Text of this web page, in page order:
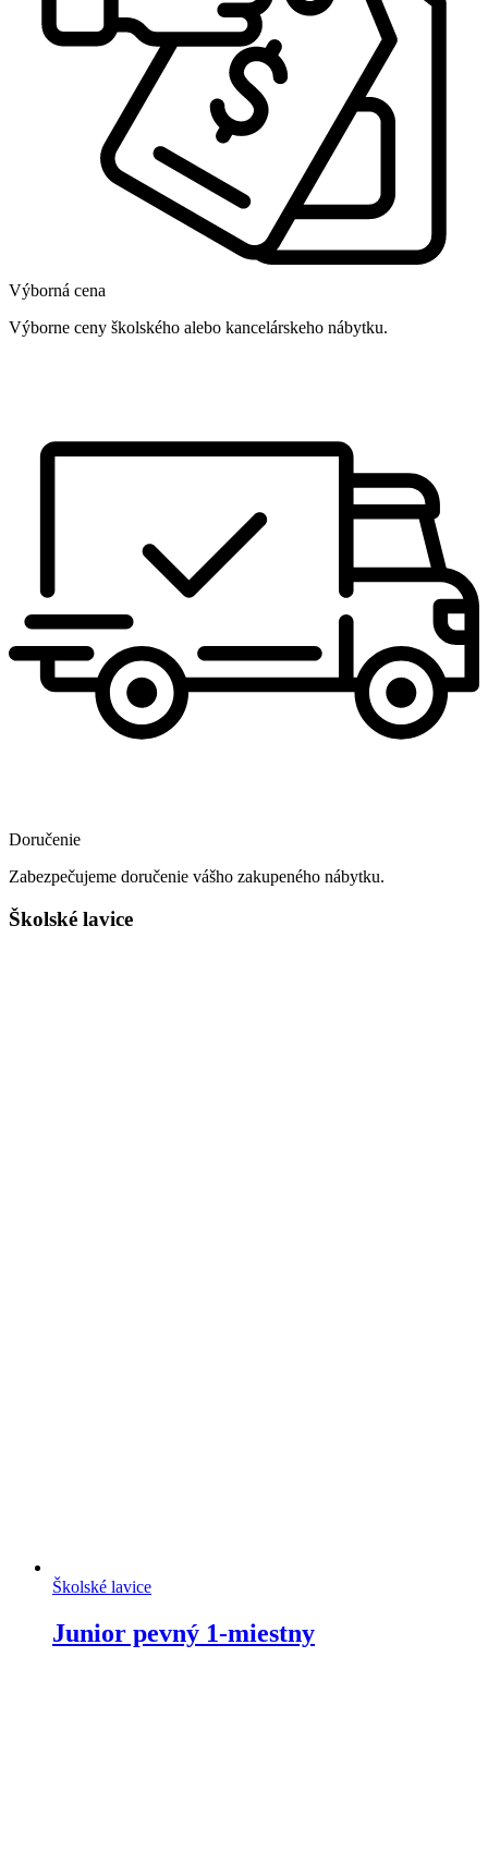
Výborná cena
Výborne ceny školského alebo kancelárskeho nábytku.
Doručenie
Zabezpečujeme doručenie vášho zakupeného nábytku.
Školské lavice
Školské lavice
Junior pevný 1-miestny